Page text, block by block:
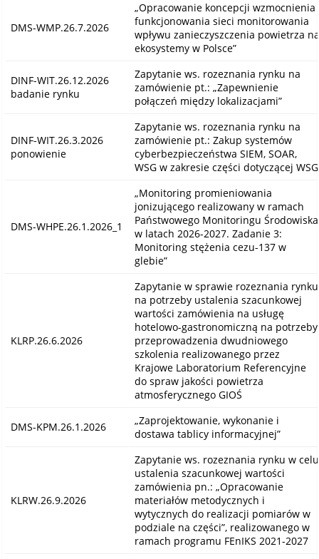
DMS-WMP.26.7.2026
„Opracowanie koncepcji wzmocnienia
funkcjonowania sieci monitorowania
wpływu zanieczyszczenia powietrza na
ekosystemy w Polsce”
DINF-WIT.26.12.2026
badanie rynku
Zapytanie ws. rozeznania rynku na
zamówienie pt.: „Zapewnienie
połączeń między lokalizacjami”
DINF-WIT.26.3.2026
ponowienie
Zapytanie ws. rozeznania rynku na
zamówienie pt.: Zakup systemów
cyberbezpieczeństwa SIEM, SOAR,
WSG w zakresie części dotyczącej WSG
DMS-WHPE.26.1.2026_1
„Monitoring promieniowania
jonizującego realizowany w ramach
Państwowego Monitoringu Środowiska
w latach 2026-2027. Zadanie 3:
Monitoring stężenia cezu-137 w
glebie”
KLRP.26.6.2026
Zapytanie w sprawie rozeznania rynku
na potrzeby ustalenia szacunkowej
wartości zamówienia na usługę
hotelowo-gastronomiczną na potrzeby
przeprowadzenia dwudniowego
szkolenia realizowanego przez
Krajowe Laboratorium Referencyjne
do spraw jakości powietrza
atmosferycznego GIOŚ
DMS-KPM.26.1.2026
„Zaprojektowanie, wykonanie i
dostawa tablicy informacyjnej”
KLRW.26.9.2026
Zapytanie ws. rozeznania rynku w celu
ustalenia szacunkowej wartości
zamówienia pn.: „Opracowanie
materiałów metodycznych i
wytycznych do realizacji pomiarów w
podziale na części”, realizowanego w
ramach programu FEnIKS 2021-2027